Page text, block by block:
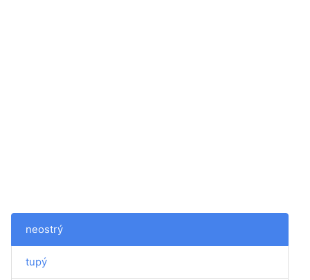
neostrý
tupý